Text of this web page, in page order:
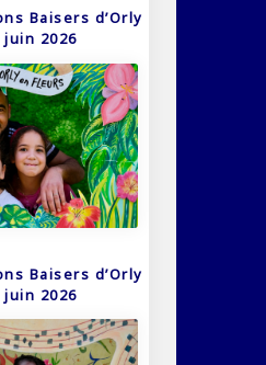
Baisers d’Orly
2026
Baisers d’Orly
2026